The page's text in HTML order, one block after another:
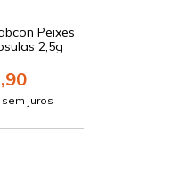
Peixes
2,5g
sem juros